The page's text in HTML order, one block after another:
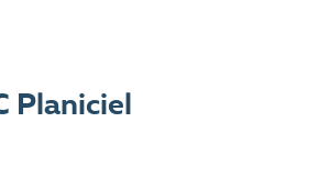
Planiciel